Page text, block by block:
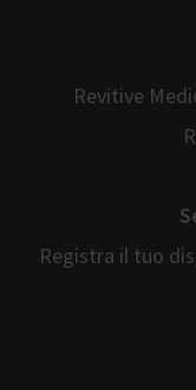
Revitive
Registra il tuo